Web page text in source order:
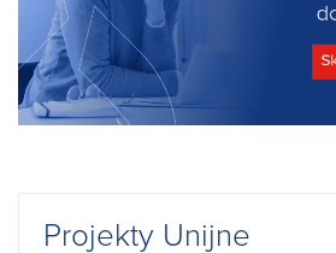
Projekty Unijne